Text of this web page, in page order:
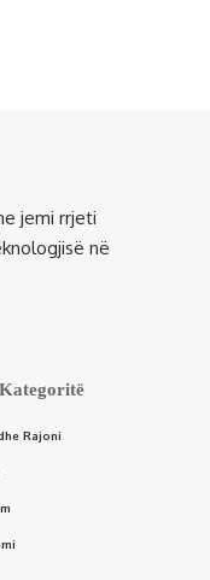
jemi rrjeti
në
Rajoni